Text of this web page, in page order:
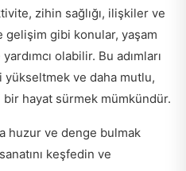
zihin sağlığı, ilişkiler ve
gibi konular, yaşam
olabilir. Bu adımları
yükseltmek ve daha mutlu,
bir hayat sürmek mümkündür.
huzur ve denge bulmak
keşfedin ve